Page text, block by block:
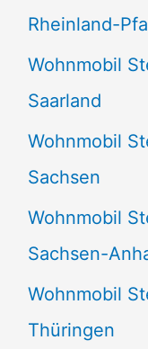
Rheinland-
Wohnmobil
Saarland
Wohnmobil
Sachsen
Wohnmobil
Sachsen-
Wohnmobil
Thüringen